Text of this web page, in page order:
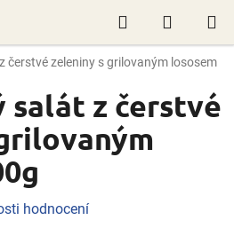
Hledat
KOŠÍK
čerstvé zeleniny s grilovaným lososem
salát z čerstvé
hodnocení